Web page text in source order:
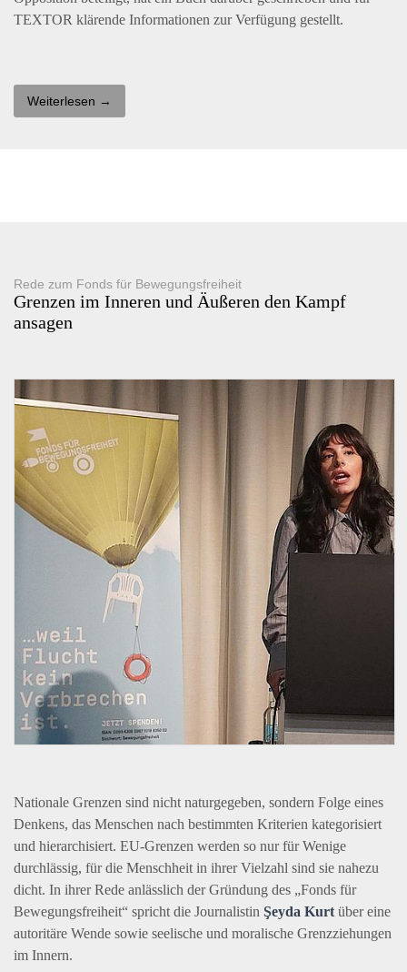
TEXTOR klärende Informationen zur Verfügung gestellt.
Weiterlesen →
Rede zum Fonds für Bewegungsfreiheit
Grenzen im Inneren und Äußeren den Kampf
ansagen
Nationale Grenzen sind nicht naturgegeben, sondern Folge eines
Denkens, das Menschen nach bestimmten Kriterien kategorisiert
und hierarchisiert. EU-Grenzen werden so nur für Wenige
durchlässig, für die Menschheit in ihrer Vielzahl sind sie nahezu
dicht. In ihrer Rede anlässlich der Gründung des „Fonds für
Bewegungsfreiheit“ spricht die Journalistin Şeyda Kurt über eine
autoritäre Wende sowie seelische und moralische Grenzziehungen
im Innern.